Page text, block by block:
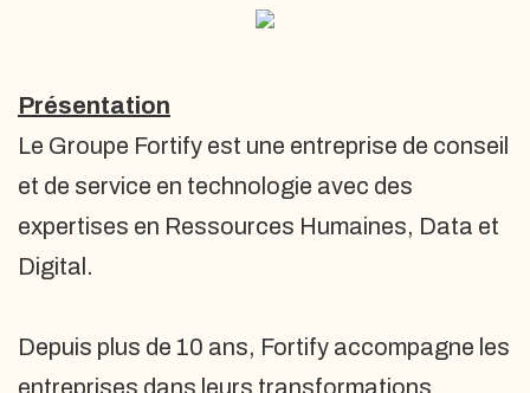
Présentation
Le Groupe Fortify est une entreprise de conseil
et de service en technologie avec des
expertises en Ressources Humaines, Data et
Digital.
Depuis plus de 10 ans, Fortify accompagne les
entreprises dans leurs transformations